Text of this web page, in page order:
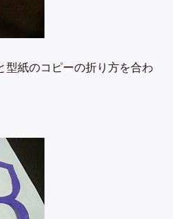
型紙のコピーの折り方を合わ